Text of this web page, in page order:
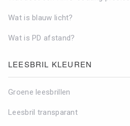
Wat is blauw licht?
Wat is PD afstand?
LEESBRIL KLEUREN
Groene leesbrillen
Leesbril transparant